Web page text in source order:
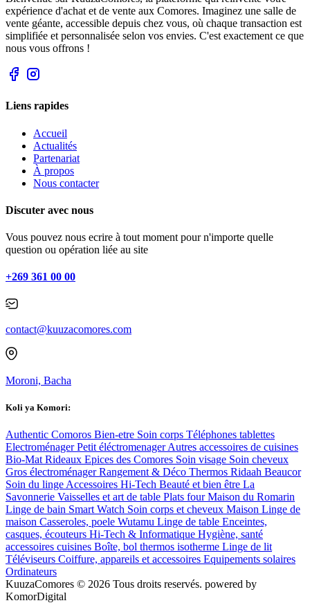
expérience d'achat et de vente aux Comores. Imaginez une salle de
vente géante, accessible depuis chez vous, où chaque transaction est
simplifiée et personnalisée selon vos envies. C'est exactement ce que
nous vous offrons !
Liens rapides
Accueil
Actualités
Partenariat
À propos
Nous contacter
Discuter avec nous
Vous pouvez nous ecrire à tout moment pour n'importe quelle
question ou opération liée au site
+269 361 00 00
contact@kuuzacomores.com
Moroni, Bacha
Koli ya Komori:
Authentic Comoros Bien-etre Soin corps Téléphones tablettes
ElectroménagerPetit éléctromenagerAutres accessoires de cuisines
Bio-Mat Rideaux Epices des Comores Soin visage Soin cheveux
Gros électroménagerRangement & Déco Thermos Ridaah Beaucor
Soin du linge Accessoires Hi-Tech Beauté et bien être La
Savonnerie Vaisselles et art de table Plats fourMaison du Romarin
Linge de bain Smart Watch Soin corps et cheveux Maison Linge de
maison Casseroles, poele Wutamu Linge de table Enceintes,
casques, écouteurs Hi-Tech & Informatique Hygiène, santé
accessoires cuisines Boîte, bol thermos isotherme Linge de lit
Téléviseurs Coiffure, appareils et accessoires Equipements solaires
Ordinateurs
KuuzaComores © 2026 Tous droits reservés. powered by
KomorDigital